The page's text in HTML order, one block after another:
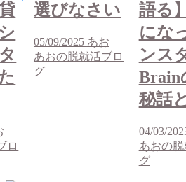
ロ
選びなさい
05/09/2025 あお
あおの脱就活ブロ
グ
語る
にな
ンス
Brain
秘話
04/03/
あおの脱
グ